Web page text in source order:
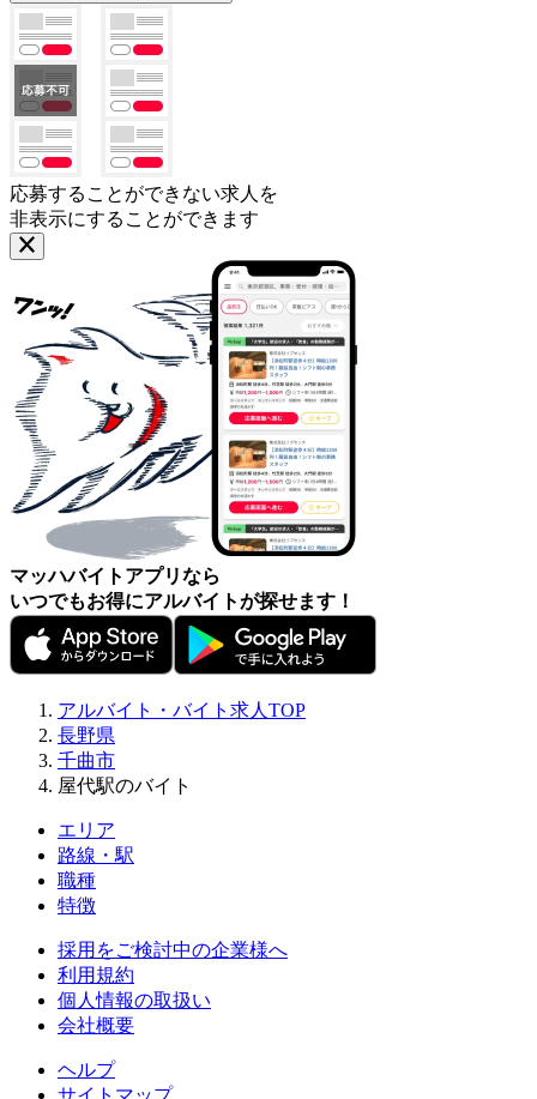
応募することができない求人を
非表示にすることができます
マッハバイトアプリなら
いつでもお得にアルバイトが探せます！
アルバイト・バイト求人TOP
長野県
千曲市
屋代駅のバイト
エリア
路線・駅
職種
特徴
採用をご検討中の企業様へ
利用規約
個人情報の取扱い
会社概要
ヘルプ
サイトマップ